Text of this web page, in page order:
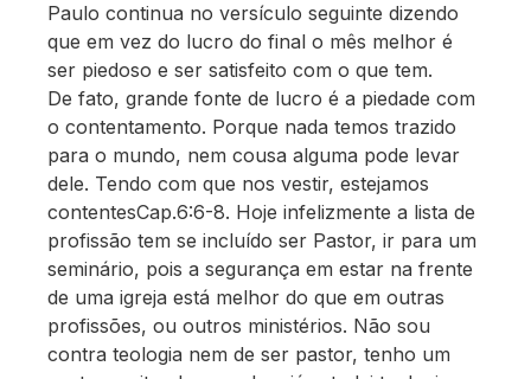
Paulo continua no versículo seguinte dizendo
que em vez do lucro do final o mês melhor é
ser piedoso e ser satisfeito com o que tem.
De fato, grande fonte de lucro é a piedade com
o contentamento. Porque nada temos trazido
para o mundo, nem cousa alguma pode levar
dele. Tendo com que nos vestir, estejamos
contentesCap.6:6-8. Hoje infelizmente a lista de
profissão tem se incluído ser Pastor, ir para um
seminário, pois a segurança em estar na frente
de uma igreja está melhor do que em outras
profissões, ou outros ministérios. Não sou
contra teologia nem de ser pastor, tenho um